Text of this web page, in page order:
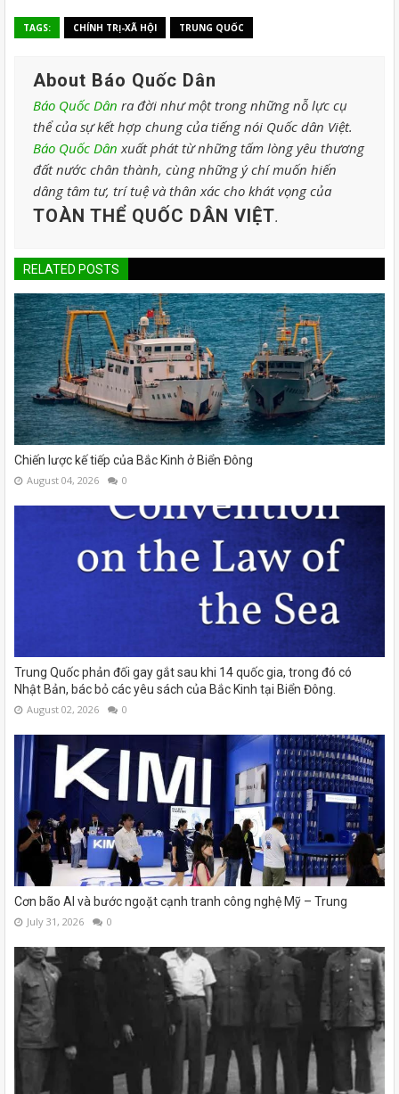
TAGS: CHÍNH TRỊ-XÃ HỘI TRUNG QUỐC
About Báo Quốc Dân
Báo Quốc Dân ra đời như một trong những nỗ lực cụ
thể của sự kết hợp chung của tiếng nói Quốc dân Việt.
Báo Quốc Dân xuất phát từ những tấm lòng yêu thương
đất nước chân thành, cùng những ý chí muốn hiến
dâng tâm tư, trí tuệ và thân xác cho khát vọng của
TOÀN THỂ QUỐC DÂN VIỆT.
RELATED POSTS
Chiến lược kế tiếp của Bắc Kinh ở Biển Đông
August 04, 2026 0
Trung Quốc phản đối gay gắt sau khi 14 quốc gia, trong đó có
Nhật Bản, bác bỏ các yêu sách của Bắc Kinh tại Biển Đông.
August 02, 2026 0
Cơn bão AI và bước ngoặt cạnh tranh công nghệ Mỹ – Trung
July 31, 2026 0